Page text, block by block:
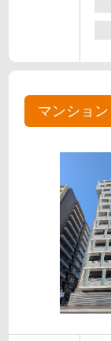
マンション